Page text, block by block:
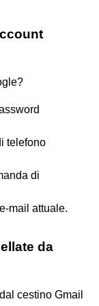
telefono
di
mail attuale.
da
cestino Gmail